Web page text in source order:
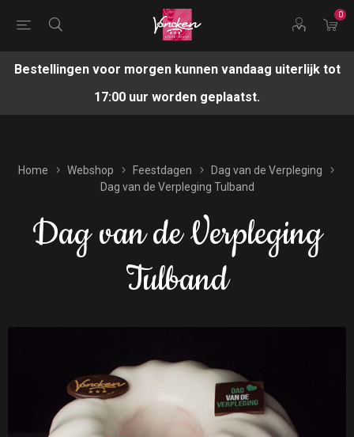
0
Bestellingen voor morgen kunnen vandaag uiterlijk tot
17:00 uur worden geplaatst.
Home Webshop Feestdagen
Dag van de Verpleging
Dag van de Verpleging Tulband
Dag van de Verpleging
Tulband